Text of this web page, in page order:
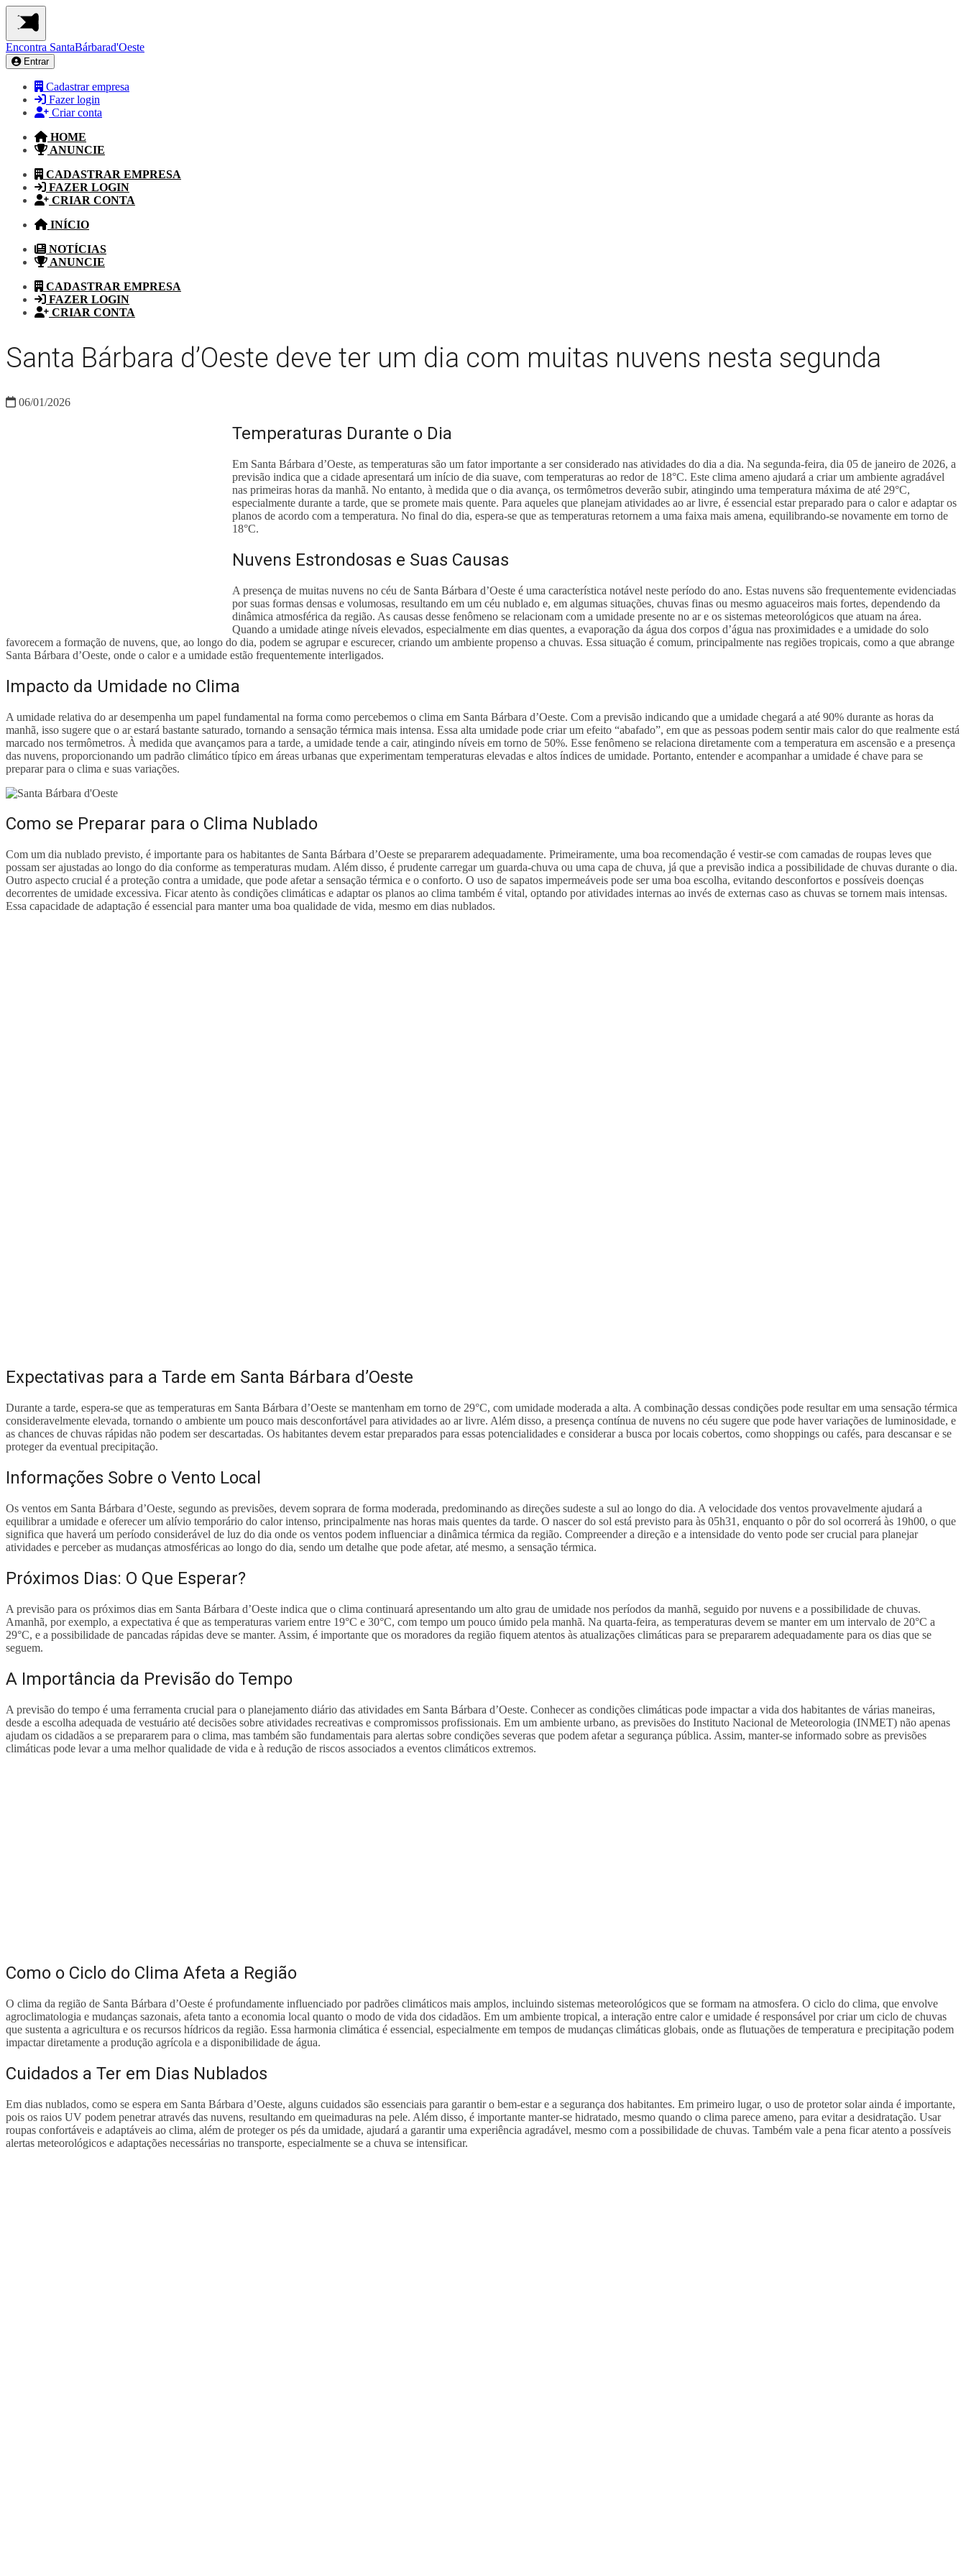
Encontra SantaBárbarad'Oeste
Entrar
Cadastrar empresa
Fazer login
Criar conta
HOME
ANUNCIE
CADASTRAR EMPRESA
FAZER LOGIN
CRIAR CONTA
INÍCIO
NOTÍCIAS
ANUNCIE
CADASTRAR EMPRESA
FAZER LOGIN
CRIAR CONTA
Santa Bárbara d’Oeste deve ter um dia com muitas nuvens nesta segunda
06/01/2026
Temperaturas Durante o Dia
Em Santa Bárbara d’Oeste, as temperaturas são um fator importante a ser considerado nas atividades do dia a dia. Na segunda-feira, dia 05 de janeiro de 2026, a
previsão indica que a cidade apresentará um início de dia suave, com temperaturas ao redor de 18°C. Este clima ameno ajudará a criar um ambiente agradável
nas primeiras horas da manhã. No entanto, à medida que o dia avança, os termômetros deverão subir, atingindo uma temperatura máxima de até 29°C,
especialmente durante a tarde, que se promete mais quente. Para aqueles que planejam atividades ao ar livre, é essencial estar preparado para o calor e adaptar os
planos de acordo com a temperatura. No final do dia, espera-se que as temperaturas retornem a uma faixa mais amena, equilibrando-se novamente em torno de
18°C.
Nuvens Estrondosas e Suas Causas
A presença de muitas nuvens no céu de Santa Bárbara d’Oeste é uma característica notável neste período do ano. Estas nuvens são frequentemente evidenciadas
por suas formas densas e volumosas, resultando em um céu nublado e, em algumas situações, chuvas finas ou mesmo aguaceiros mais fortes, dependendo da
dinâmica atmosférica da região. As causas desse fenômeno se relacionam com a umidade presente no ar e os sistemas meteorológicos que atuam na área.
Quando a umidade atinge níveis elevados, especialmente em dias quentes, a evaporação da água dos corpos d’água nas proximidades e a umidade do solo
favorecem a formação de nuvens, que, ao longo do dia, podem se agrupar e escurecer, criando um ambiente propenso a chuvas. Essa situação é comum, principalmente nas regiões tropicais, como a que abrange
Santa Bárbara d’Oeste, onde o calor e a umidade estão frequentemente interligados.
Impacto da Umidade no Clima
A umidade relativa do ar desempenha um papel fundamental na forma como percebemos o clima em Santa Bárbara d’Oeste. Com a previsão indicando que a umidade chegará a até 90% durante as horas da
manhã, isso sugere que o ar estará bastante saturado, tornando a sensação térmica mais intensa. Essa alta umidade pode criar um efeito “abafado”, em que as pessoas podem sentir mais calor do que realmente está
marcado nos termômetros. À medida que avançamos para a tarde, a umidade tende a cair, atingindo níveis em torno de 50%. Esse fenômeno se relaciona diretamente com a temperatura em ascensão e a presença
das nuvens, proporcionando um padrão climático típico em áreas urbanas que experimentam temperaturas elevadas e altos índices de umidade. Portanto, entender e acompanhar a umidade é chave para se
preparar para o clima e suas variações.
Como se Preparar para o Clima Nublado
Com um dia nublado previsto, é importante para os habitantes de Santa Bárbara d’Oeste se prepararem adequadamente. Primeiramente, uma boa recomendação é vestir-se com camadas de roupas leves que
possam ser ajustadas ao longo do dia conforme as temperaturas mudam. Além disso, é prudente carregar um guarda-chuva ou uma capa de chuva, já que a previsão indica a possibilidade de chuvas durante o dia.
Outro aspecto crucial é a proteção contra a umidade, que pode afetar a sensação térmica e o conforto. O uso de sapatos impermeáveis pode ser uma boa escolha, evitando desconfortos e possíveis doenças
decorrentes de umidade excessiva. Ficar atento às condições climáticas e adaptar os planos ao clima também é vital, optando por atividades internas ao invés de externas caso as chuvas se tornem mais intensas.
Essa capacidade de adaptação é essencial para manter uma boa qualidade de vida, mesmo em dias nublados.
Expectativas para a Tarde em Santa Bárbara d’Oeste
Durante a tarde, espera-se que as temperaturas em Santa Bárbara d’Oeste se mantenham em torno de 29°C, com umidade moderada a alta. A combinação dessas condições pode resultar em uma sensação térmica
consideravelmente elevada, tornando o ambiente um pouco mais desconfortável para atividades ao ar livre. Além disso, a presença contínua de nuvens no céu sugere que pode haver variações de luminosidade, e
as chances de chuvas rápidas não podem ser descartadas. Os habitantes devem estar preparados para essas potencialidades e considerar a busca por locais cobertos, como shoppings ou cafés, para descansar e se
proteger da eventual precipitação.
Informações Sobre o Vento Local
Os ventos em Santa Bárbara d’Oeste, segundo as previsões, devem soprara de forma moderada, predominando as direções sudeste a sul ao longo do dia. A velocidade dos ventos provavelmente ajudará a
equilibrar a umidade e oferecer um alívio temporário do calor intenso, principalmente nas horas mais quentes da tarde. O nascer do sol está previsto para às 05h31, enquanto o pôr do sol ocorrerá às 19h00, o que
significa que haverá um período considerável de luz do dia onde os ventos podem influenciar a dinâmica térmica da região. Compreender a direção e a intensidade do vento pode ser crucial para planejar
atividades e perceber as mudanças atmosféricas ao longo do dia, sendo um detalhe que pode afetar, até mesmo, a sensação térmica.
Próximos Dias: O Que Esperar?
A previsão para os próximos dias em Santa Bárbara d’Oeste indica que o clima continuará apresentando um alto grau de umidade nos períodos da manhã, seguido por nuvens e a possibilidade de chuvas.
Amanhã, por exemplo, a expectativa é que as temperaturas variem entre 19°C e 30°C, com tempo um pouco úmido pela manhã. Na quarta-feira, as temperaturas devem se manter em um intervalo de 20°C a
29°C, e a possibilidade de pancadas rápidas deve se manter. Assim, é importante que os moradores da região fiquem atentos às atualizações climáticas para se prepararem adequadamente para os dias que se
seguem.
A Importância da Previsão do Tempo
A previsão do tempo é uma ferramenta crucial para o planejamento diário das atividades em Santa Bárbara d’Oeste. Conhecer as condições climáticas pode impactar a vida dos habitantes de várias maneiras,
desde a escolha adequada de vestuário até decisões sobre atividades recreativas e compromissos profissionais. Em um ambiente urbano, as previsões do Instituto Nacional de Meteorologia (INMET) não apenas
ajudam os cidadãos a se prepararem para o clima, mas também são fundamentais para alertas sobre condições severas que podem afetar a segurança pública. Assim, manter-se informado sobre as previsões
climáticas pode levar a uma melhor qualidade de vida e à redução de riscos associados a eventos climáticos extremos.
Como o Ciclo do Clima Afeta a Região
O clima da região de Santa Bárbara d’Oeste é profundamente influenciado por padrões climáticos mais amplos, incluindo sistemas meteorológicos que se formam na atmosfera. O ciclo do clima, que envolve
agroclimatologia e mudanças sazonais, afeta tanto a economia local quanto o modo de vida dos cidadãos. Em um ambiente tropical, a interação entre calor e umidade é responsável por criar um ciclo de chuvas
que sustenta a agricultura e os recursos hídricos da região. Essa harmonia climática é essencial, especialmente em tempos de mudanças climáticas globais, onde as flutuações de temperatura e precipitação podem
impactar diretamente a produção agrícola e a disponibilidade de água.
Cuidados a Ter em Dias Nublados
Em dias nublados, como se espera em Santa Bárbara d’Oeste, alguns cuidados são essenciais para garantir o bem-estar e a segurança dos habitantes. Em primeiro lugar, o uso de protetor solar ainda é importante,
pois os raios UV podem penetrar através das nuvens, resultando em queimaduras na pele. Além disso, é importante manter-se hidratado, mesmo quando o clima parece ameno, para evitar a desidratação. Usar
roupas confortáveis e adaptáveis ao clima, além de proteger os pés da umidade, ajudará a garantir uma experiência agradável, mesmo com a possibilidade de chuvas. Também vale a pena ficar atento a possíveis
alertas meteorológicos e adaptações necessárias no transporte, especialmente se a chuva se intensificar.